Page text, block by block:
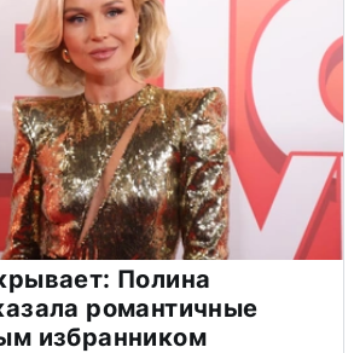
Полина
романтичные
избранником